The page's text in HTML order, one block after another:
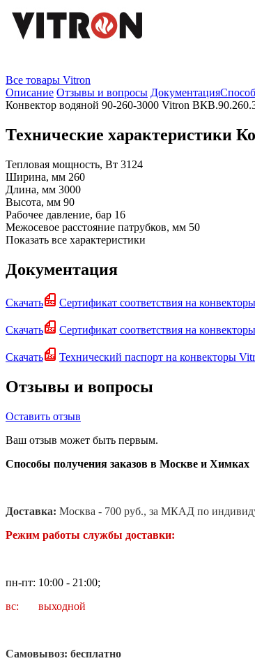
Все товары Vitron
Описание Отзывы и вопросы Документация
Конвектор водяной 90-260-3000 Vitron
Технические характеристики
Тепловая мощность, Вт 3124
Ширина, мм 260
Длина, мм 3000
Высота, мм 90
Рабочее давление, бар 16
Межосевое расстояние патрубков, мм 50
Показать все характеристики
Документация
Скачать Сертификат соответствия на
Скачать Сертификат соответствия на
Скачать Технический паспорт на конвекторы
Отзывы и вопросы
Оставить отзыв
Ваш отзыв может быть первым.
Способы получения заказов в Москве и Химках
Доставка: Москва - 700 руб., за МКАД по
Режим работы службы доставки:
пн-пт: 10:00 - 21:00;
вс: выходной
Самовывоз: бесплатно